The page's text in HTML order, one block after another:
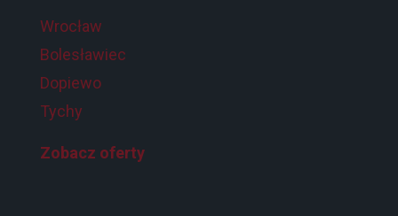
Wrocław
Bolesławiec
Dopiewo
Tychy
Zobacz oferty